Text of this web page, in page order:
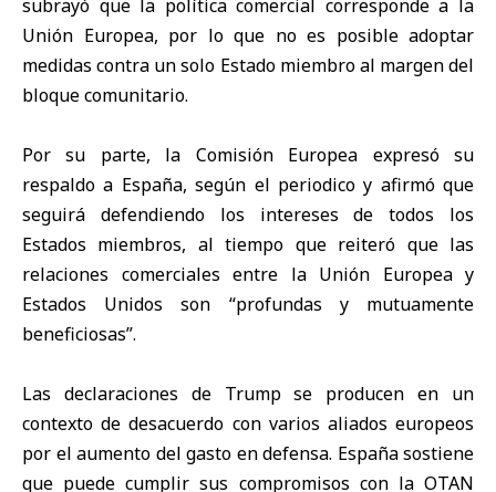
subrayó que la política comercial corresponde a la
Unión Europea, por lo que no es posible adoptar
medidas contra un solo Estado miembro al margen del
bloque comunitario.
Por su parte, la Comisión Europea expresó su
respaldo a España, según el periodico y afirmó que
seguirá defendiendo los intereses de todos los
Estados miembros, al tiempo que reiteró que las
relaciones comerciales entre la Unión Europea y
Estados Unidos son “profundas y mutuamente
beneficiosas”.
Las declaraciones de Trump se producen en un
contexto de desacuerdo con varios aliados europeos
por el aumento del gasto en defensa. España sostiene
que puede cumplir sus compromisos con la OTAN